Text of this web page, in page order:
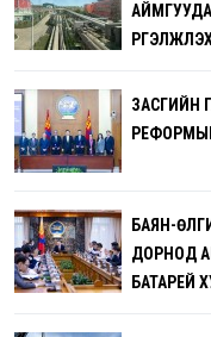
ЗАСГИЙН
БАЯН-
ДОРНОД
БАТАРЕЙ